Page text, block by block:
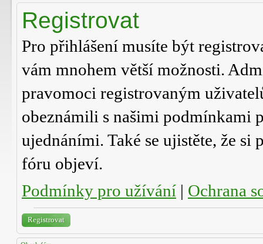
Registrovat
Pro přihlášení musíte být
vám mnohem větší možnosti.
pravomoci registrovaným
obeznámili s našimi podmínkami
ujednáními. Také se ujistěte, že si
fóru objeví.
Podmínky pro užívání | Ochrana
Registrovat